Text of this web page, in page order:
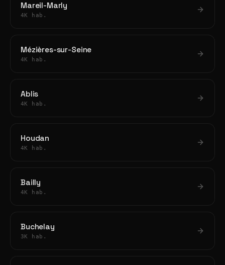
Mareil-Marly
4K hab.
Mézières-sur-Seine
4K hab.
Ablis
4K hab.
Houdan
4K hab.
Bailly
4K hab.
Buchelay
3K hab.